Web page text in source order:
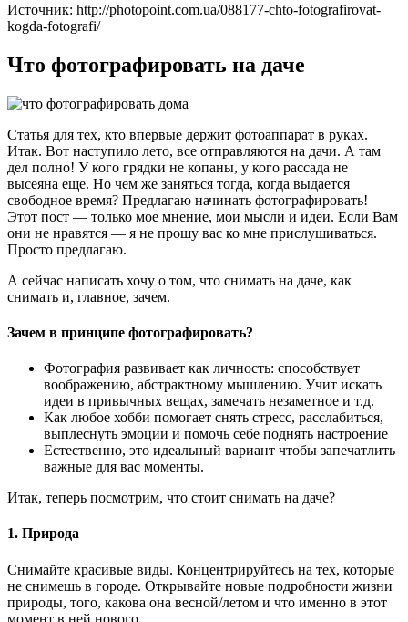
Источник: http://photopoint.com.ua/088177-chto-fotografirovat-
kogda-fotografi/
Что фотографировать на даче
Статья для тех, кто впервые держит фотоаппарат в руках.
Итак. Вот наступило лето, все отправляются на дачи. А там
дел полно! У кого грядки не копаны, у кого рассада не
высеяна еще. Но чем же заняться тогда, когда выдается
свободное время? Предлагаю начинать фотографировать!
Этот пост — только мое мнение, мои мысли и идеи. Если Вам
они не нравятся — я не прошу вас ко мне прислушиваться.
Просто предлагаю.
А сейчас написать хочу о том, что снимать на даче, как
снимать и, главное, зачем.
Зачем в принципе фотографировать?
Фотография развивает как личность: способствует
воображению, абстрактному мышлению. Учит искать
идеи в привычных вещах, замечать незаметное и т.д.
Как любое хобби помогает снять стресс, расслабиться,
выплеснуть эмоции и помочь себе поднять настроение
Естественно, это идеальный вариант чтобы запечатлить
важные для вас моменты.
Итак, теперь посмотрим, что стоит снимать на даче?
1. Природа
Снимайте красивые виды. Концентрируйтесь на тех, которые
не снимешь в городе. Открывайте новые подробности жизни
природы, того, какова она весной/летом и что именно в этот
момент в ней нового.